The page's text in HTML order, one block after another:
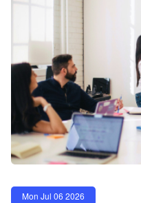
Mon Jul 06 2026